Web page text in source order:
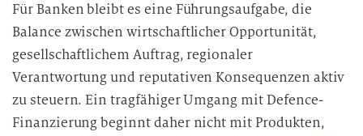
Für Banken bleibt es eine Führungsaufgabe, die
Balance zwischen wirtschaftlicher Opportunität,
gesellschaftlichem Auftrag, regionaler
Verantwortung und reputativen Konsequenzen aktiv
zu steuern. Ein tragfähiger Umgang mit Defence-
Finanzierung beginnt daher nicht mit Produkten,